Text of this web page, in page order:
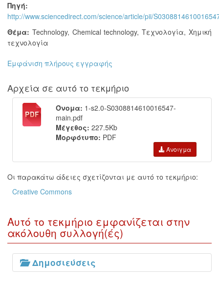
Πηγή:
http://www.sciencedirect.com/science/article/pii/
Θέμα: Technology, Chemical technology,Τεχνολογία,Χημική
τεχνολογία
Εμφάνιση πλήρους εγγραφής
Αρχεία σε αυτό το τεκμήριο
Όνομα: 1-s2.0-S0308814610016547-
main.pdf
Μέγεθος: 227.5Kb
Μορφότυπο: PDF
Άνοιγμα
Οι παρακάτω άδειες σχετίζονται με αυτό το τεκμήριο:
Creative Commons
Αυτό το τεκμήριο εμφανίζεται στην
ακόλουθη συλλογή(ές)
Δημοσιεύσεις